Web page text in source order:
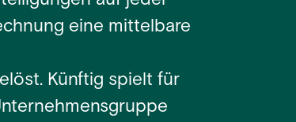
eine mittelbare
Künftig spielt für